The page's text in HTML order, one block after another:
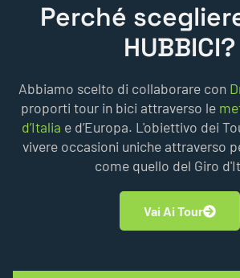
Perché
HUBBICI?​
Abbiamo scelto di collaborare con
proporti tour in bici attraverso le
d’Italia e d’Europa. L'obiettivo dei
vivere occasioni uniche attraverso
come quello del Giro
Vai Ai Tour